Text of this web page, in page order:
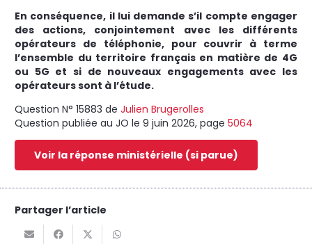
En conséquence, il lui demande s’il compte engager
des actions, conjointement avec les différents
opérateurs de téléphonie, pour couvrir à terme
l’ensemble du territoire français en matière de 4G
ou 5G et si de nouveaux engagements avec les
opérateurs sont à l’étude.
Question N° 15883 de Julien Brugerolles
Question publiée au JO le 9 juin 2026, page 5064
Voir la réponse ministérielle (si parue)
Partager l’article